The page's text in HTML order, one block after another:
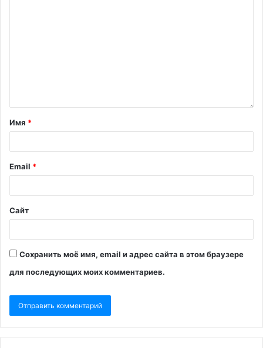
Имя *
Email *
Сайт
Сохранить моё имя, email и адрес сайта в этом браузере
для последующих моих комментариев.